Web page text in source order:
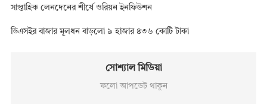
সাপ্তাহিক লেনদেনের শীর্ষে ওরিয়ন ইনফিউশন
ডিএসইর বাজার মূলধন বাড়লো ৯ হাজার ৪৩৬ কোটি টাকা
সোশ্যাল মিডিয়া
ফলো আপডেট থাকুন